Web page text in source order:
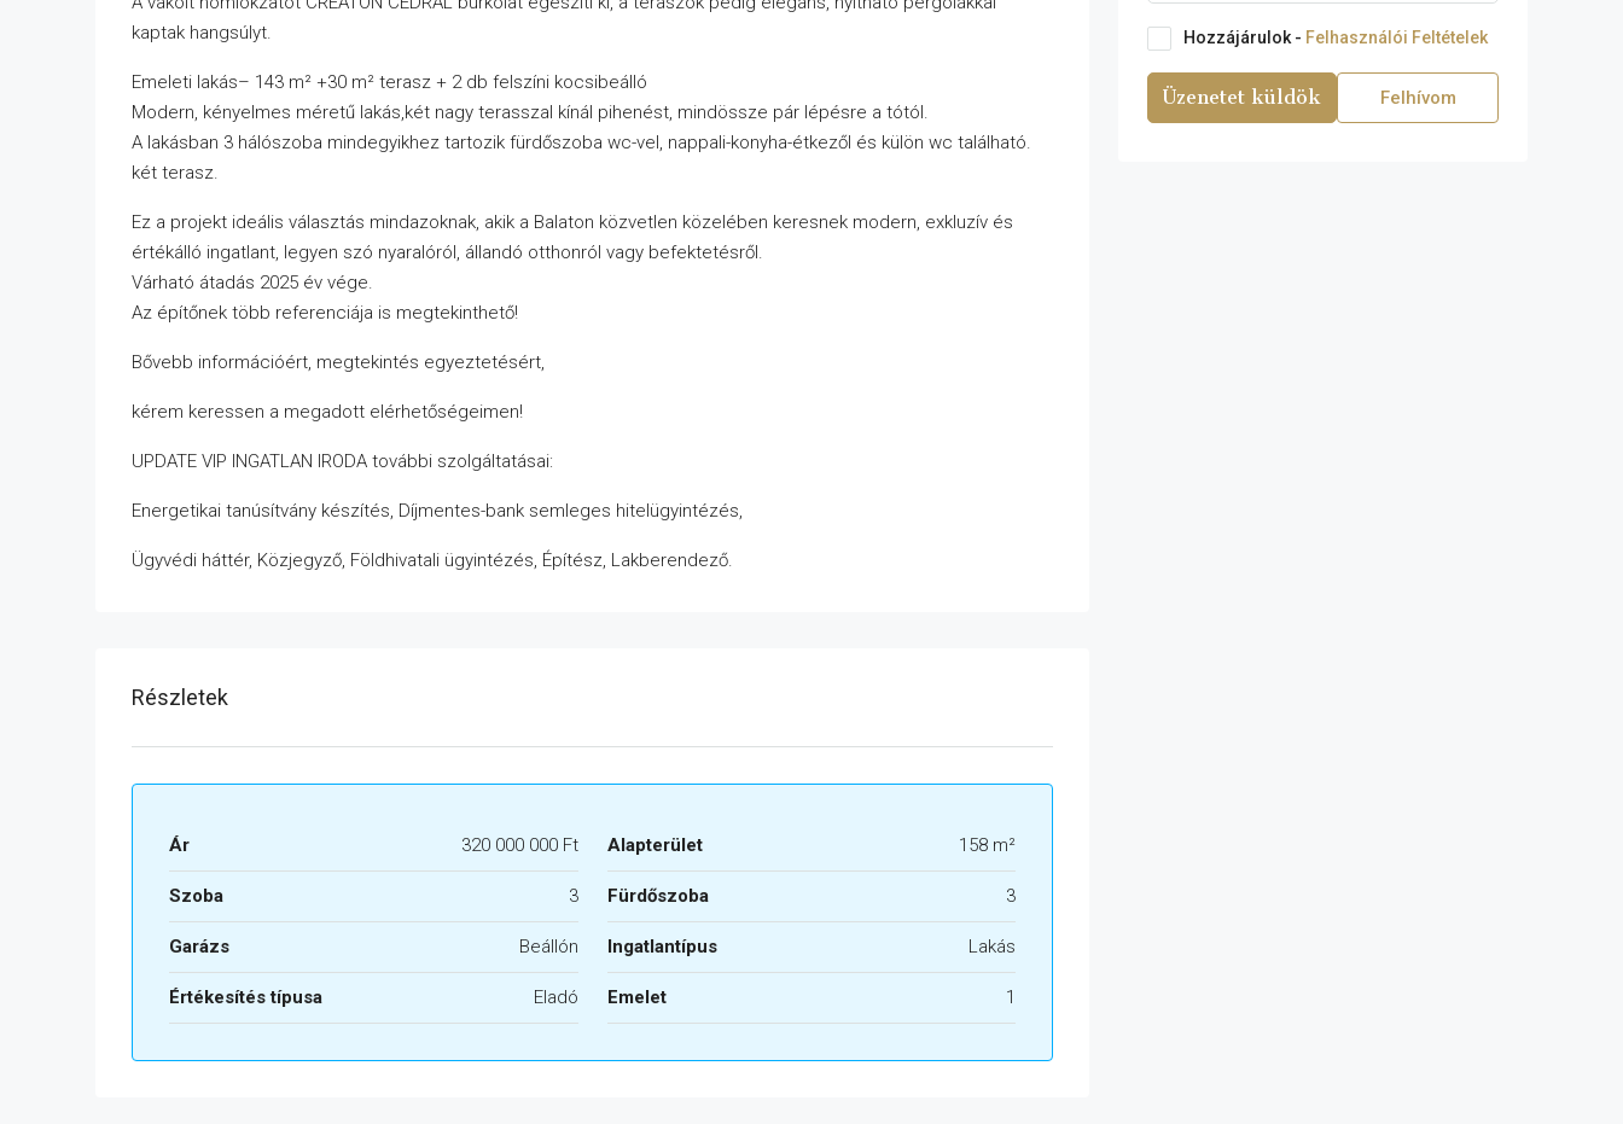
kaptak hangsúlyt.
Emeleti lakás– 143 m² +30 m² terasz + 2 db felszíni kocsibeálló
Modern, kényelmes méretű lakás,két nagy terasszal kínál pihenést, mindössze pár lépésre a tótól.
A lakásban 3 hálószoba mindegyikhez tartozik fürdőszoba wc-vel, nappali-konyha-étkezől és külön wc található.
két terasz.
Ez a projekt ideális választás mindazoknak, akik a Balaton közvetlen közelében keresnek modern, exkluzív és
értékálló ingatlant, legyen szó nyaralóról, állandó otthonról vagy befektetésről.
Várható átadás 2025 év vége.
Az építőnek több referenciája is megtekinthető!
Bővebb információért, megtekintés egyeztetésért,
kérem keressen a megadott elérhetőségeimen!
UPDATE VIP INGATLAN IRODA további szolgáltatásai:
Energetikai tanúsítvány készítés, Díjmentes-bank semleges hitelügyintézés,
Ügyvédi háttér, Közjegyző, Földhivatali ügyintézés, Építész, Lakberendező.
Részletek
Ár 320 000 000 Ft Alapterület 158 m²
Szoba 3 Fürdőszoba 3
Garázs Beállón Ingatlantípus Lakás
Értékesítés típusa Eladó Emelet 1
Hozzájárulok - Felhasználói Feltételek
Üzenetet küldök Felhívom